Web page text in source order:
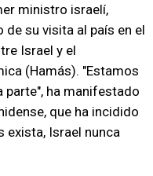
ministro israelí,
de su visita al país en el
Israel y el
(Hamás). "Estamos
parte", ha manifestado
que ha incidido
exista, Israel nunca